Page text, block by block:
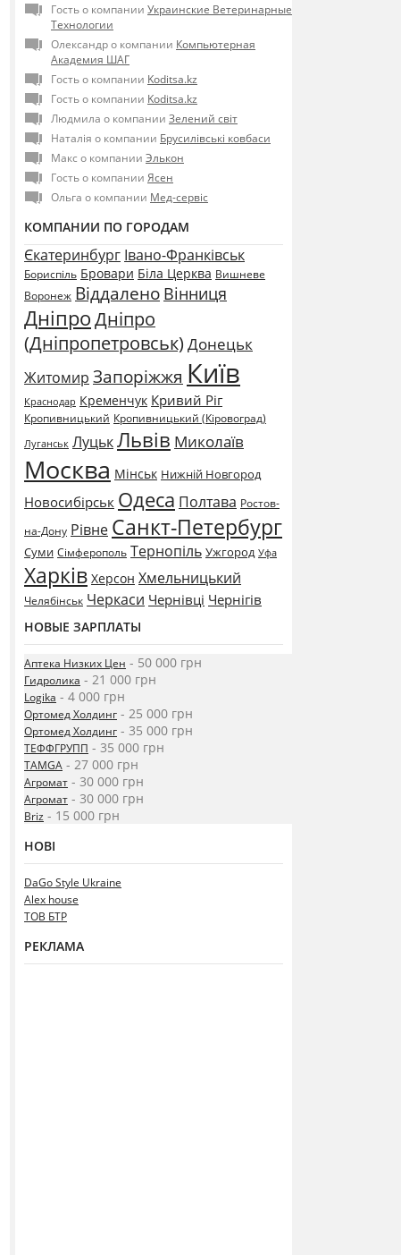
Гость о компании Украинские Ветеринарные
Технологии
Олександр о компании Компьютерная
Академия ШАГ
Гость о компании Koditsa.kz
Гость о компании Koditsa.kz
Людмила о компании Зелений світ
Наталія о компании Брусилівські ковбаси
Макс о компании Элькон
Гость о компании Ясен
Ольга о компании Мед-сервіс
КОМПАНИИ ПО ГОРОДАМ
Єкатеринбург Івано-Франківськ
Бориспіль Бровари Біла Церква Вишневе
Воронеж Віддалено Вінниця
ДніпроДніпро
(Дніпропетровськ) Донецьк
Житомир Запоріжжя Київ
Краснодар Кременчук Кривий Ріг
Кропивницький Кропивницький (Кіровоград)
Луганськ ЛуцькЛьвів Миколаїв
Москва Мінськ Нижній Новгород
Новосибірськ Одеса Полтава Ростов-
на-Дону Рівне Санкт-Петербург
Суми Сімферополь Тернопіль Ужгород Уфа
Харків Херсон Хмельницький
Челябінськ Черкаси Чернівці Чернігів
НОВЫЕ ЗАРПЛАТЫ
Аптека Низких Цен - 50 000 грн
Гидролика - 21 000 грн
Logika - 4 000 грн
Ортомед Холдинг - 25 000 грн
Ортомед Холдинг - 35 000 грн
ТЕФФГРУПП - 35 000 грн
TAMGA - 27 000 грн
Агромат - 30 000 грн
Агромат - 30 000 грн
Briz - 15 000 грн
НОВІ
DaGo Style Ukraine
Alex house
ТОВ БТР
РЕКЛАМА